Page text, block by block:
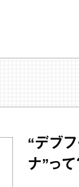
“デブ
ナ”って